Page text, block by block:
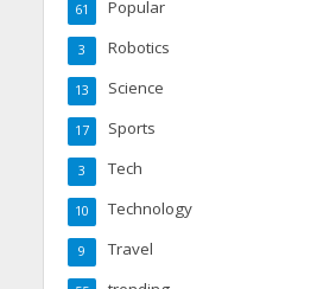
Popular
61
Robotics
3
Science
13
Sports
17
Tech
3
Technology
10
Travel
9